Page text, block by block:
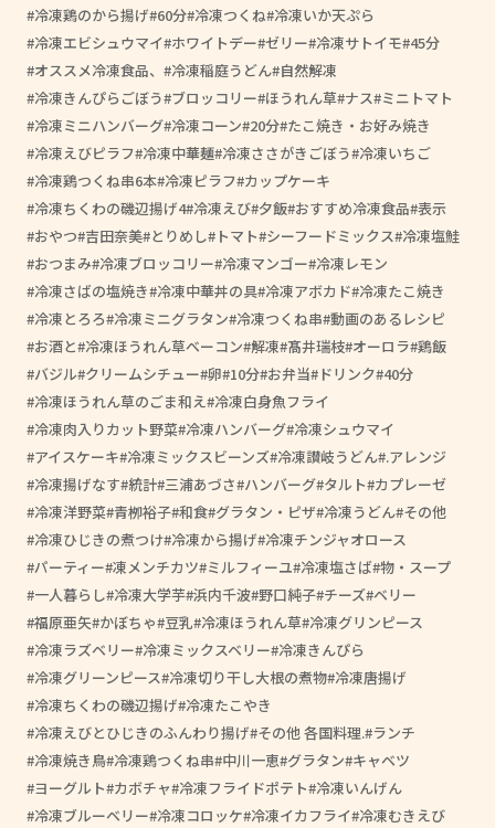
冷凍鶏のから揚げ 60分 冷凍つくね 冷凍いか天ぷら
冷凍エビシュウマイ ホワイトデー ゼリー 冷凍サトイモ 45分
オススメ冷凍食品、
冷凍稲庭うどん 自然解凍
冷凍きんぴらごぼう ブロッコリー ほうれん草 ナス ミニトマト
冷凍ミニハンバーグ 冷凍コーン 20分 たこ焼き・お好み焼き
冷凍えびピラフ 冷凍中華麺 冷凍ささがきごぼう 冷凍いちご
冷凍鶏つくね串6本 冷凍ピラフ カップケーキ
冷凍ちくわの磯辺揚げ4 冷凍えび 夕飯 おすすめ冷凍食品 表示
おやつ 吉田奈美 とりめし トマト シーフードミックス 冷凍塩鮭
おつまみ 冷凍ブロッコリー 冷凍マンゴー 冷凍レモン
冷凍さばの塩焼き 冷凍中華丼の具 冷凍アボカド 冷凍たこ焼き
冷凍とろろ 冷凍ミニグラタン 冷凍つくね串 動画のあるレシピ
お酒と 冷凍ほうれん草ベーコン 解凍 髙井瑞枝 オーロラ 鶏飯
バジル クリームシチュー 卵 10分 お弁当 ドリンク 40分
冷凍ほうれん草のごま和え 冷凍白身魚フライ
冷凍肉入りカット野菜 冷凍ハンバーグ 冷凍シュウマイ
アイスケーキ 冷凍ミックスビーンズ 冷凍讃岐うどん .アレンジ
冷凍揚げなす 統計 三浦あづさ ハンバーグ タルト カプレーゼ
冷凍洋野菜 青栁裕子 和食 グラタン・ピザ 冷凍うどん その他
冷凍ひじきの煮つけ 冷凍から揚げ 冷凍チンジャオロース
パーティー 凍メンチカツ ミルフィーユ 冷凍塩さば 物・スープ
一人暮らし 冷凍大学芋 浜内千波 野口純子 チーズ ベリー
福原亜矢 かぼちゃ 豆乳 冷凍ほうれん草 冷凍グリンピース
冷凍ラズベリー 冷凍ミックスベリー 冷凍きんぴら
冷凍グリーンピース 冷凍切り干し大根の煮物 冷凍唐揚げ
冷凍ちくわの磯辺揚げ 冷凍たこやき
冷凍えびとひじきのふんわり揚げ その他 各国料理. ランチ
冷凍焼き鳥 冷凍鶏つくね串 中川一恵 グラタン キャベツ
ヨーグルト カボチャ 冷凍フライドポテト 冷凍いんげん
冷凍ブルーベリー 冷凍コロッケ 冷凍イカフライ 冷凍むきえび